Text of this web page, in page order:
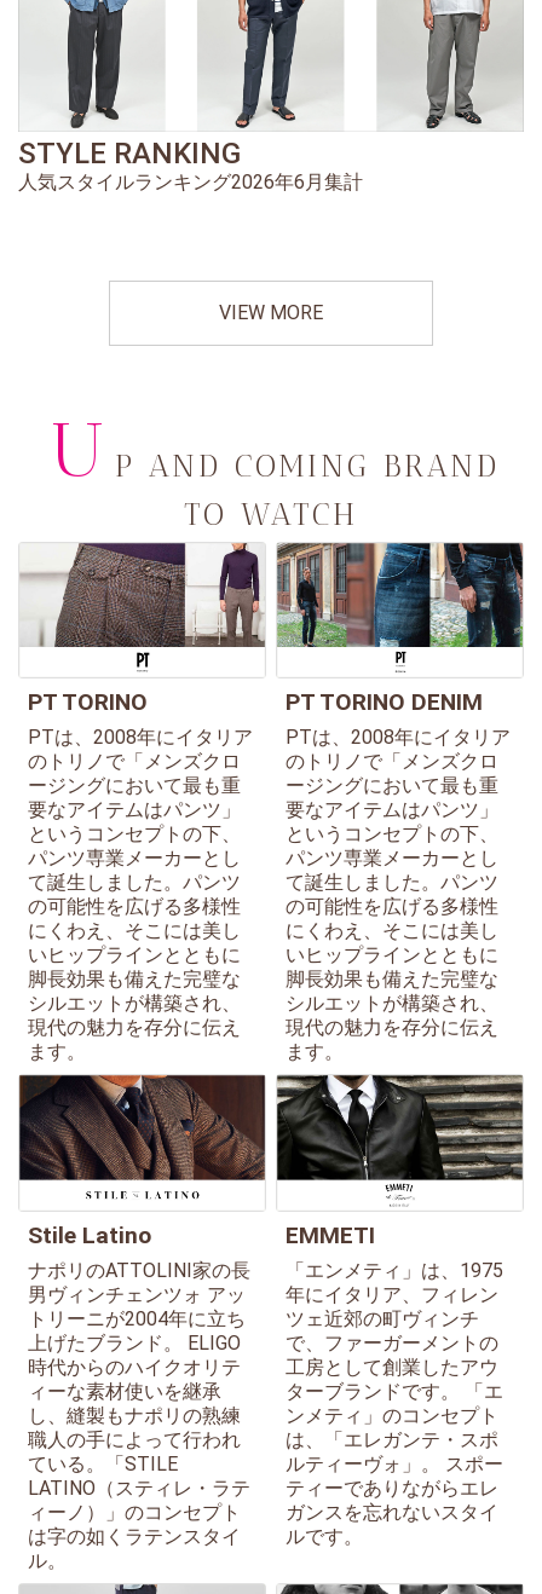
STYLE RANKING
人気スタイルランキング2026年6月集計
VIEW MORE
U P AND COMING BRAND
TO WATCH
PT TORINO
PTは、2008年にイタリア
のトリノで「メンズクロ
ージングにおいて最も重
要なアイテムはパンツ」
というコンセプトの下、
パンツ専業メーカーとし
て誕生しました。パンツ
の可能性を広げる多様性
にくわえ、そこには美し
いヒップラインとともに
脚長効果も備えた完璧な
シルエットが構築され、
現代の魅力を存分に伝え
ます。
PT TORINO DENIM
PTは、2008年にイタリア
のトリノで「メンズクロ
ージングにおいて最も重
要なアイテムはパンツ」
というコンセプトの下、
パンツ専業メーカーとし
て誕生しました。パンツ
の可能性を広げる多様性
にくわえ、そこには美し
いヒップラインとともに
脚長効果も備えた完璧な
シルエットが構築され、
現代の魅力を存分に伝え
ます。
Stile Latino
ナポリのATTOLINI家の長
男ヴィンチェンツォ アッ
トリーニが2004年に立ち
上げたブランド。 ELIGO
時代からのハイクオリテ
ィーな素材使いを継承
し、縫製もナポリの熟練
職人の手によって行われ
ている。「STILE
LATINO（スティレ・ラテ
ィーノ）」のコンセプト
は字の如くラテンスタイ
ル。
EMMETI
「エンメティ」は、1975
年にイタリア、フィレン
ツェ近郊の町ヴィンチ
で、ファーガーメントの
工房として創業したアウ
ターブランドです。 「エ
ンメティ」のコンセプト
は、「エレガンテ・スポ
ルティーヴォ」。 スポー
ティーでありながらエレ
ガンスを忘れないスタイ
ルです。